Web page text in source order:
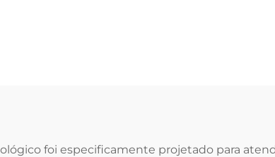
foi especificamente projetado para